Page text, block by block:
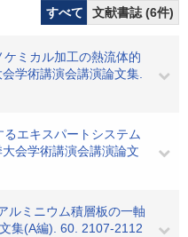
すべて
文献書誌 (6件)
ミカル加工の熱流体的
学術講演会講演論文集.
エキスパートシステム
会学術講演会講演論文
ルミニウム積層板の一軸
集(A編). 60. 2107-2112